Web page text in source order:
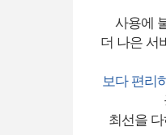
사용에
더 나은 서
보다 편리
최선을